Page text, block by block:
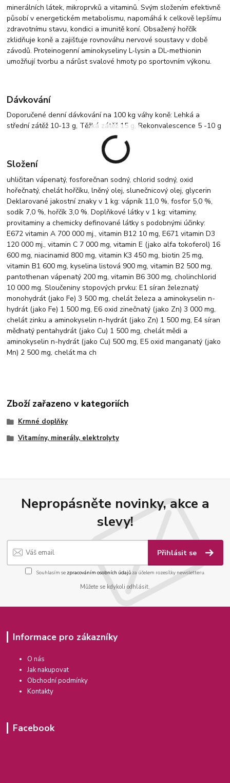
minerálních látek, mikroprvků a vitaminů. Svým složením efektivně
působí v energetickém metabolismu, napomáhá k celkově lepšímu
zdravotnímu stavu, kondici a imunitě koní. Obsažený hořčík
zklidňuje koně a zajišťuje rovnováhu nervové soustavy v době
závodů. Proteinogenní aminokyseliny L-lysin a DL-methionin
umožňují tvorbu a nárůst svalové hmoty po sportovním výkonu.
Dávkování
Doporučené denní dávkování na 100 kg váhy koně: Lehká a
střední zátěž 10-13 g, Těžká zátěž 15 g, Rekonvalescence 5 -10 g
Složení
uhličitan vápenatý, fosforečnan sodný, chlorid sodný, oxid
hořečnatý, chelát hořčíku, lněný olej, slunečnicový olej, glycerin
Deklarované jakostní znaky v 1 kg: vápník 11,0 %, fosfor 5,0 %,
sodík 7,0 %, hořčík 3,0 %. Doplňkové látky v 1 kg: vitaminy,
provitaminy a chemicky definované látky s podobnými účinky:
E672 vitamin A 700 000 mj., vitamin B12 10 mg, E671 vitamin D3
120 000 mj., vitamin C 7 000 mg, vitamin E (jako alfa tokoferol) 16
600 mg, niacinamid 800 mg, vitamin K3 450 mg, biotin 25 mg,
vitamin B1 600 mg, kyselina listová 900 mg, vitamin B2 500 mg,
pantothenan vápenatý 200 mg, vitamin B6 300 mg, cholinchlorid
10 000 mg. Sloučeniny stopových prvku: E1 síran železnatý
monohydrát (jako Fe) 3 500 mg, chelát železa a aminokyselin n-
hydrát (jako Fe) 1 500 mg, E6 oxid zinečnatý (jako Zn) 3 000 mg,
chelát zinku a aminokyselin n-hydrát (jako Zn) 1 500 mg, E4 síran
měďnatý pentahydrát (jako Cu) 1 500 mg, chelát mědi a
aminokyselin n-hydrát (jako Cu) 500 mg, E5 oxid manganatý (jako
Mn) 2 500 mg, chelát ma ch
Zboží zařazeno v kategoriích
Krmné doplňky
Vitamíny, minerály, elektrolyty
Nepropásněte novinky, akce a
slevy!
Přihlásit se
Souhlasím se zpracováním osobních údajůza účelem rozesílky newsletteru.
Můžete se kdykoli odhlásit.
Informace pro zákazníky
O nás
Jak nakupovat
Obchodní podmínky
Kontakty
Facebook